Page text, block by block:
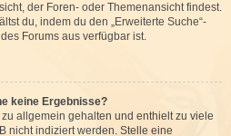
der Foren- oder Themenansicht findest.
du, indem du den „Erweiterte Suche“-
Forums aus verfügbar ist.
keine Ergebnisse?
allgemein gehalten und enthielt zu viele
nicht indiziert werden. Stelle eine